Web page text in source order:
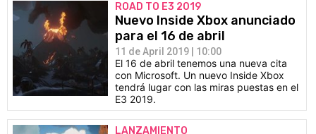
ROAD TO E3 2019
Nuevo Inside Xbox anunciado
para el 16 de abril
11 de April 2019 | 10:00
El 16 de abril tenemos una nueva cita
con Microsoft. Un nuevo Inside Xbox
tendrá lugar con las miras puestas en el
E3 2019.
LANZAMIENTO